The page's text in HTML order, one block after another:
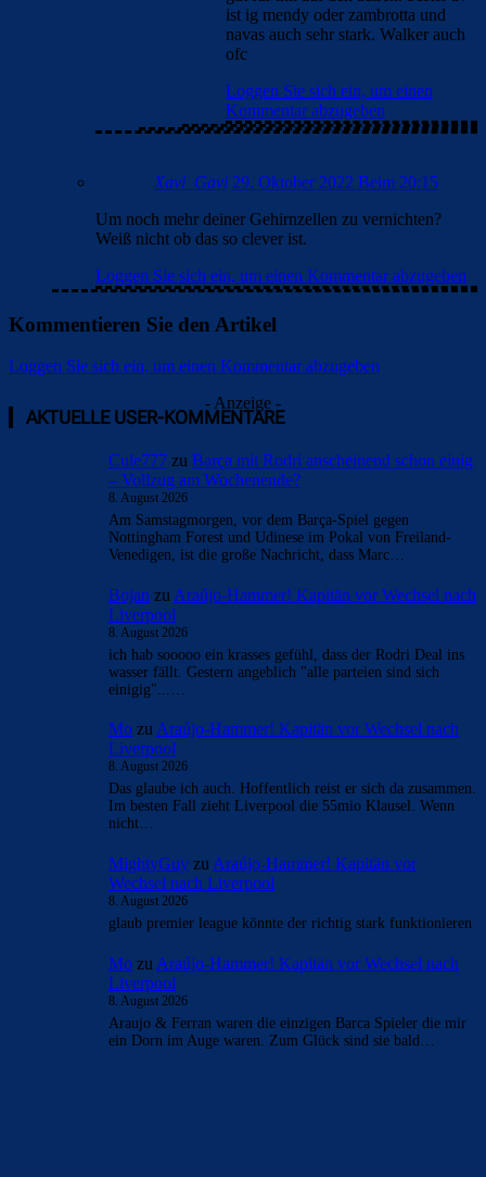
ist ig mendy oder zambrotta und
navas auch sehr stark. Walker auch
ofc
Loggen Sie sich ein, um einen
Kommentar abzugeben
Xavi_Gavi 29. Oktober 2022 Beim 20:15
Um noch mehr deiner Gehirnzellen zu vernichten?
Weiß nicht ob das so clever ist.
Loggen Sie sich ein, um einen Kommentar abzugeben
Kommentieren Sie den Artikel
Loggen Sie sich ein, um einen Kommentar abzugeben
- Anzeige -
AKTUELLE USER-KOMMENTARE
Cule777 zu Barça mit Rodri anscheinend schon einig
– Vollzug am Wochenende?
8. August 2026
Am Samstagmorgen, vor dem Barça-Spiel gegen
Nottingham Forest und Udinese im Pokal von Freiland-
Venedigen, ist die große Nachricht, dass Marc…
Bojan zu Araújo-Hammer! Kapitän vor Wechsel nach
Liverpool
8. August 2026
ich hab sooooo ein krasses gefühl, dass der Rodri Deal ins
wasser fällt. Gestern angeblich "alle parteien sind sich
einigig"...…
Mo zu Araújo-Hammer! Kapitän vor Wechsel nach
Liverpool
8. August 2026
Das glaube ich auch. Hoffentlich reist er sich da zusammen.
Im besten Fall zieht Liverpool die 55mio Klausel. Wenn
nicht…
MightyGuy zu Araújo-Hammer! Kapitän vor
Wechsel nach Liverpool
8. August 2026
glaub premier league könnte der richtig stark funktionieren
Mo zu Araújo-Hammer! Kapitän vor Wechsel nach
Liverpool
8. August 2026
Araujo & Ferran waren die einzigen Barca Spieler die mir
ein Dorn im Auge waren. Zum Glück sind sie bald…